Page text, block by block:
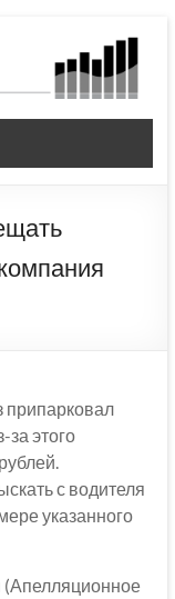
припарковал
этого
с водителя
указанного
(Апелляционное